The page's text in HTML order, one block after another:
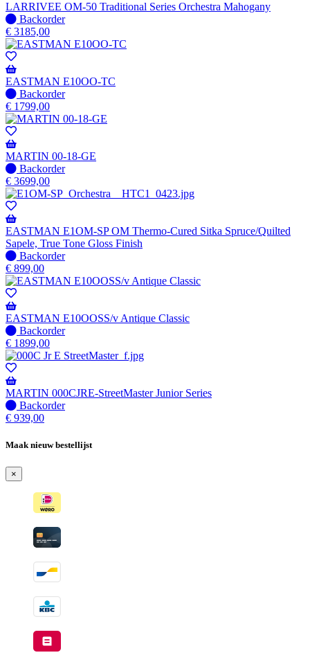
LARRIVEE OM-50 Traditional Series Orchestra Mahogany
Niet
op
voorraad
-
Wordt
verzonden
wanneer
beschikbaar
Backorder
€ 3185,00
EASTMAN E10OO-TC
Niet
op
voorraad
-
Wordt
verzonden
wanneer
beschikbaar
Backorder
€ 1799,00
MARTIN 00-18-GE
Niet
op
voorraad
-
Wordt
verzonden
wanneer
beschikbaar
Backorder
€ 3699,00
EASTMAN E1OM-SP OM Thermo-Cured Sitka Spruce/Quilted
Sapele, True Tone Gloss Finish
Niet
op
voorraad
-
Wordt
verzonden
wanneer
beschikbaar
Backorder
€ 899,00
EASTMAN E10OOSS/v Antique Classic
Niet
op
voorraad
-
Wordt
verzonden
wanneer
beschikbaar
Backorder
€ 1899,00
MARTIN 000CJRE-StreetMaster Junior Series
Niet
op
-
verzonden
wanneer
beschikbaar
Backorder
€ 939,00
Maak nieuw bestellijst
×